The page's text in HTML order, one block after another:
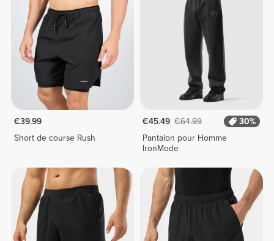
€39.99
Short de course Rush
€45.49 €64.99
30%
Pantalon pour Homme
IronMode